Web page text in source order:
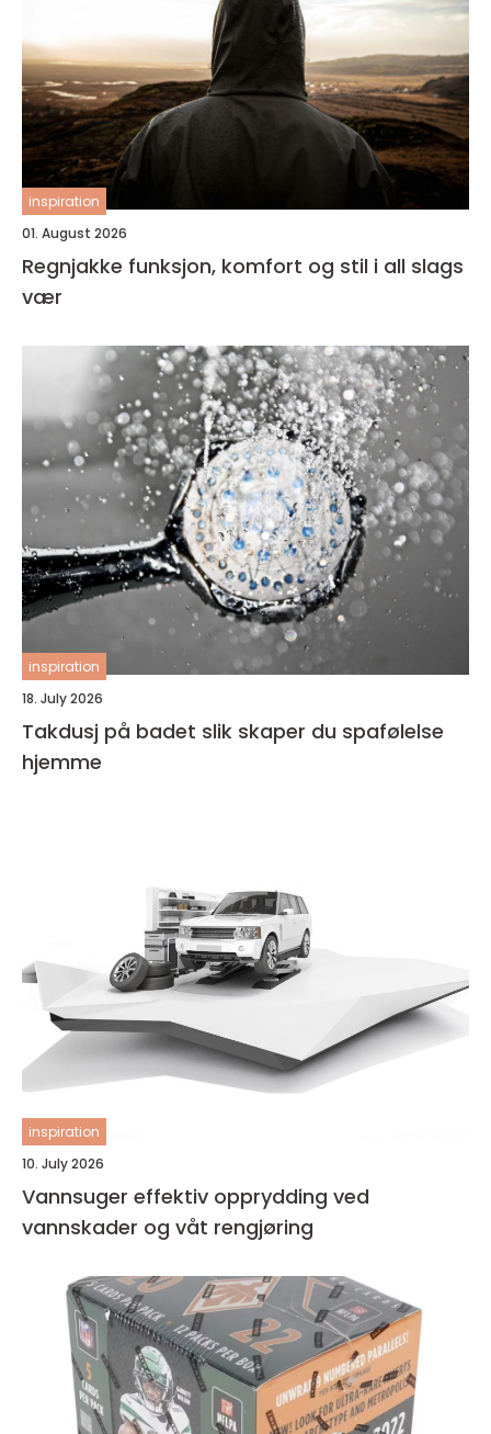
inspiration
01. August 2026
Regnjakke funksjon, komfort og stil i all slags
vær
inspiration
18. July 2026
Takdusj på badet slik skaper du spafølelse
hjemme
inspiration
10. July 2026
Vannsuger effektiv opprydding ved
vannskader og våt rengjøring